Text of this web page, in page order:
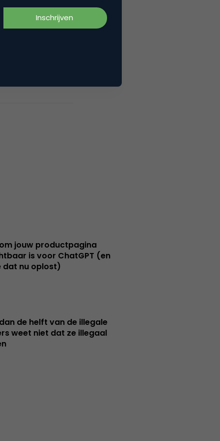
jouw productpagina
is voor ChatGPT (en
dat nu oplost)
de helft van de illegale
weet niet dat ze illegaal